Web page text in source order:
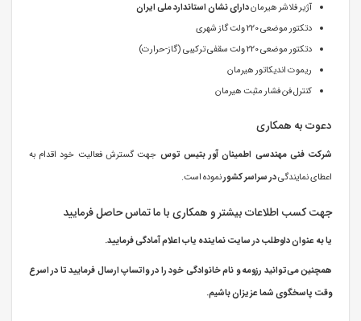
آژیر فلاشر هیرماندارای نشان استاندارد ملی ایران
دتکتور موضعی 220 ولت گاز شهری
دتکتور موضعی 220 ولت سقفی ترکیبی (گاز-حرارت)
ریموت اندیکاتور هیرمان
کنترل فن فشار مثبت هیرمان
دعوت به همکاری
شرکت فنی مهندسی اطمینان آور بتیس توس جهت گسترش فعالیت خود اقدام به
اعطای نمایندگیدر سراسر کشورنموده است.
جهت کسب اطلاعات بیشتر و همکاری با ما تماس حاصل فرمایید
یا به عنوان داوطلب در سایت نماینده یاب اعلام آمادگی فرمایید.
همچنین می‌توانید رزومه و نام خانوادگی خود را در واتساپ ارسال فرمایید تا در اسرع
وقت پاسخگوی شما عزیزان باشیم.